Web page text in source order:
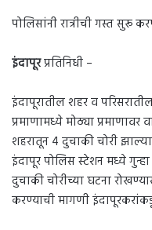
पोलिसांनी रात्रीची गस्त सुरू
इंदापूरप्रतिनिधी –
इंदापूरातील शहर व
प्रमाणामध्ये मोठ्या
शहरातून 4 दुचाकी चोरी
इंदापूर पोलिस स्टेशन मध्ये
दुचाकी चोरीच्या घटना
करण्याची मागणी